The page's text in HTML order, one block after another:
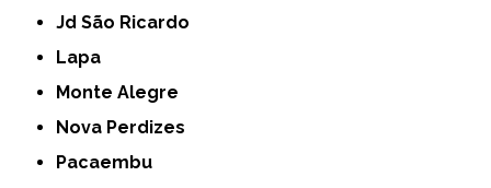
Jd São Ricardo
Lapa
Monte Alegre
Nova Perdizes
Pacaembu